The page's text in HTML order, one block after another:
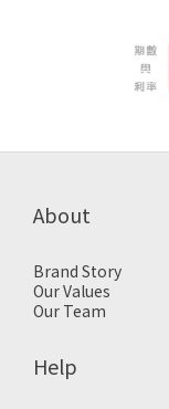
About
Brand Story
Our Values
Our Team
Help